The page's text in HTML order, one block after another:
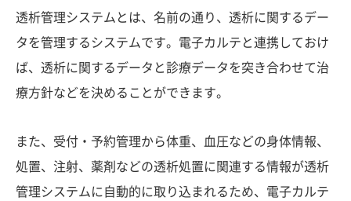
透析管理システムとは、名前の通り、透析に関するデー
タを管理するシステムです。電子カルテと連携しておけ
ば、透析に関するデータと診療データを突き合わせて治
療方針などを決めることができます。
また、受付・予約管理から体重、血圧などの身体情報、
処置、注射、薬剤などの透析処置に関連する情報が透析
管理システムに自動的に取り込まれるため、電子カルテ